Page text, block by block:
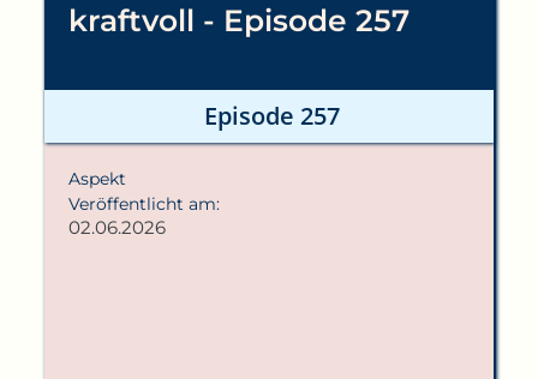
kraftvoll - Episode 257
Episode 257
Aspekt
Veröffentlicht am:
02.06.2026